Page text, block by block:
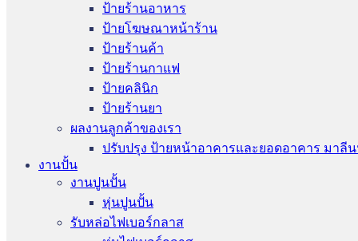
ป้ายร้านอาหาร
ป้ายโฆษณาหน้าร้าน
ป้ายร้านค้า
ป้ายร้านกาแฟ
ป้ายคลินิก
ป้ายร้านยา
ผลงานลูกค้าของเรา
ปรับปรุง ป้ายหน้าอาคารและยอดอาคาร มาลี
งานปั้น
งานปูนปั้น
หุ่นปูนปั้น
รับหล่อไฟเบอร์กลาส